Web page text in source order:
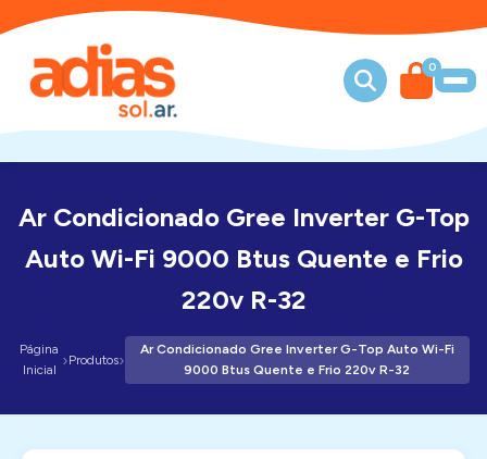
0
Ar Condicionado Gree Inverter G-Top
Auto Wi-Fi 9000 Btus Quente e Frio
220v R-32
Página
Inicial ›Produtos›
Ar Condicionado Gree Inverter G-Top Auto Wi-Fi
9000 Btus Quente e Frio 220v R-32